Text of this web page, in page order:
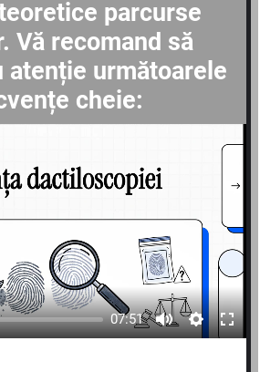
parcurse
Vă recomand să
atenție următoarele
cheie:
07:51